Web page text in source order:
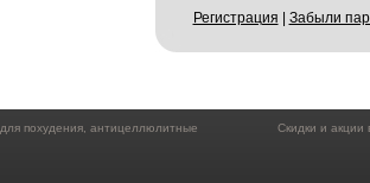
Регистрация Забыли
Скидки и акции
похудения, антицеллюлитные